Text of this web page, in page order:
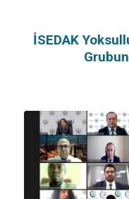
İSEDAK